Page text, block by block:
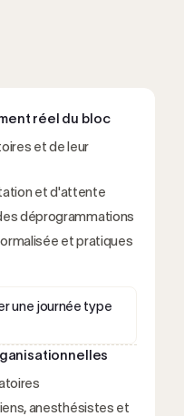
réel du bloc
et de leur
et d'attente
déprogrammations
et pratiques
une journée type
anesthésistes et